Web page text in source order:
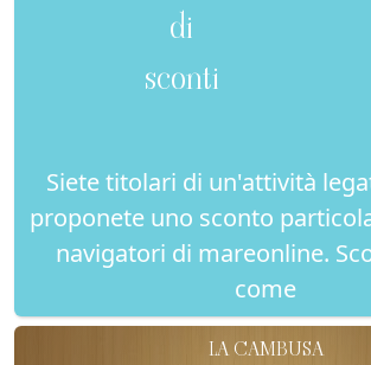
di
sconti
Siete titolari di un'attività
proponete uno sconto
navigatori di mareonline.
come
LA CAMBUSA